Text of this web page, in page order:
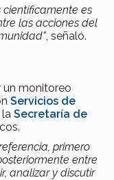
es
las acciones del
, señaló.
un monitoreo
Servicios de
la Secretaría de
primero
entre
analizar y discutir